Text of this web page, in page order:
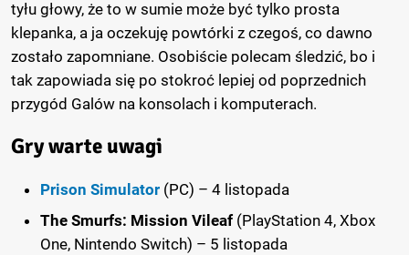
tyłu głowy, że to w sumie może być tylko prosta
klepanka, a ja oczekuję powtórki z czegoś, co dawno
zostało zapomniane. Osobiście polecam śledzić, bo i
tak zapowiada się po stokroć lepiej od poprzednich
przygód Galów na konsolach i komputerach.
Gry warte uwagi
Prison Simulator (PC) – 4 listopada
The Smurfs: Mission Vileaf (PlayStation 4, Xbox
One, Nintendo Switch) – 5 listopada